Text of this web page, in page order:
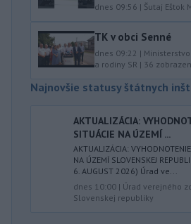
dnes 09:56 | Šutaj Eštok
TK v obci Senné
dnes 09:22 |
a rodiny SR | 36
Najnovšie statusy štátnych
AKTUALIZÁCIA:
SITUÁCIE NA ÚZEMÍ ...
AKTUALIZÁCIA:
NA ÚZEMÍ SLOVENSKEJ
6. AUGUST 2026) Úrad ve...
dnes 10:00 | Úrad verejného
Slovenskej republiky